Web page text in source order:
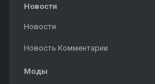
Новости
Новости
Новость Комментарии
Моды